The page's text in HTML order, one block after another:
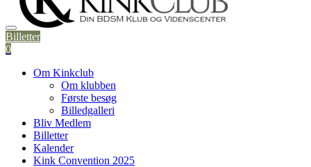
Billetter
0
Om Kinkclub
Om klubben
Første besøg
Billedgalleri
Bliv Medlem
Billetter
Kalender
Kink Convention 2025